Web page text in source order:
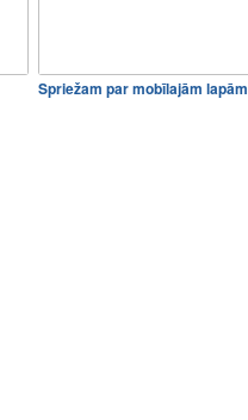
Spriežam par mobīlajām lapām